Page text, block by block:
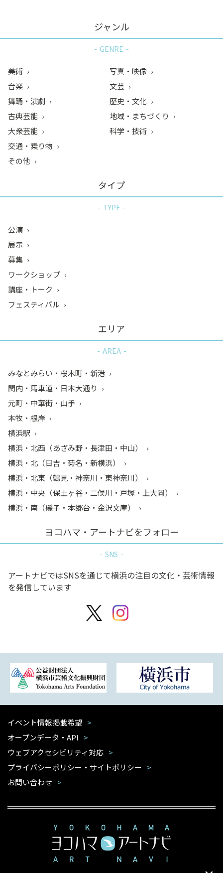
ジャンル
GENRE
美術
音楽
舞踊・演劇
古典芸能
大衆芸能
写真・映像
文芸
歴史・文化
地域・まちづくり
科学・技術
交通・乗り物
その他
タイプ
TYPE
公演
展示
募集
ワークショップ
講座・トーク
フェスティバル
エリア
AREA
みなとみらい・桜木町・新港
関内・馬車道・日本大通り
元町・中華街・山手
本牧・根岸
横浜駅
横浜・北西（あざみ野・長津田・中山）
横浜・北（日吉・菊名・新横浜）
横浜・北東（鶴見・神奈川・東神奈川）
横浜・中央（保土ヶ谷・二俣川・戸塚・上大岡）
横浜・南（磯子・本郷台・金沢文庫）
ヨコハマ・アートナビをフォロー
SNS
アートナビではSNSを通じて横浜の注目の文化・芸術情報
を発信しています
イベント情報掲載希望
オープンデータ・API
ウェブアクセシビリティ対応
プライバシーポリシー・サイトポリシー
お問い合わせ